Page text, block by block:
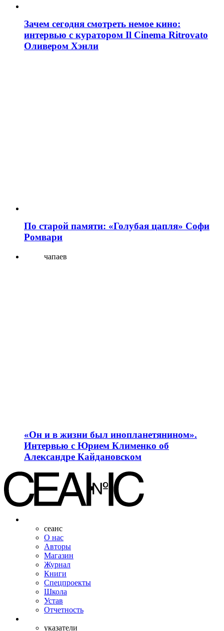
Зачем сегодня смотреть немое кино:
интервью с куратором Il Cinema Ritrovato
Оливером Хэнли
По старой памяти: «Голубая цапля» Софи
Ромвари
чапаев
«Он и в жизни был инопланетянином».
Интервью с Юрием Клименко об
Александре Кайдановском
сеанс
О нас
Авторы
Магазин
Журнал
Книги
Спецпроекты
Школа
Устав
Отчетность
указатели